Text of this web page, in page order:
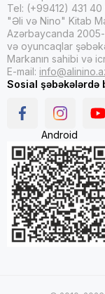
Tel: (+99412) 431 40
"Əli və Nino" Kitab
Azərbaycanda
və oyuncaqlar
Markanın sahibi və
E-mail:
Sosial şəbəkələrdə
Android